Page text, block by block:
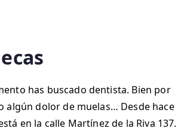
has buscado dentista. Bien por
dolor de muelas… Desde hace
en la calle Martínez de la Riva 137.